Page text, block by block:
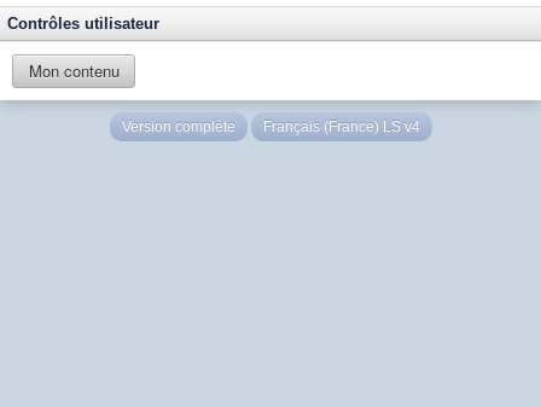
Contrôles utilisateur
Mon contenu
Version complète Français (France) LS v4